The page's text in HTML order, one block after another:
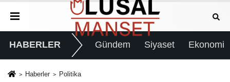
HABERLER Gündem Siyaset Ekonomi
Haberler Politika